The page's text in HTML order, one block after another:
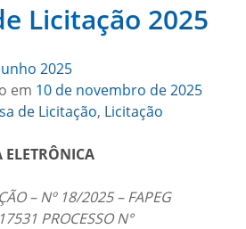
Licitação 2025
2025
em 10 de novembro de 2025
de Licitação, Licitação
ELETRÔNICA
– Nº 18/2025 – FAPEG
PROCESSO N°